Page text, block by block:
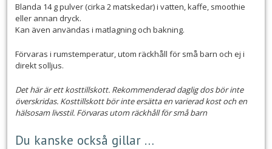
Blanda 14 g pulver (cirka 2 matskedar) i vatten, kaffe, smoothie
eller annan dryck.
Kan även användas i matlagning och bakning.
Förvaras i rumstemperatur, utom räckhåll för små barn och ej i
direkt solljus.
Det här är ett kosttillskott. Rekommenderad daglig dos bör inte
överskridas. Kosttillskott bör inte ersätta en varierad kost och en
hälsosam livsstil. Förvaras utom räckhåll för små barn
Du kanske också gillar …